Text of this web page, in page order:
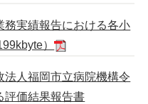
務実績報告における各小
）
法人福岡市立病院機構令
評価結果報告書